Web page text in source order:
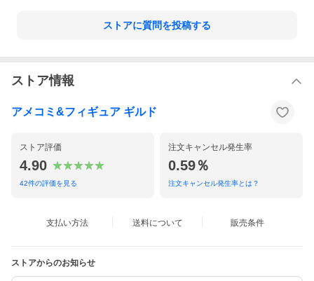
ストアに質問を投稿する
ストア情報
アメコミ&フィギュア ギルド
ストア評価
4.90
42件の評価を見る
注文キャンセル発生率
0.59％
注文キャンセル発生率とは？
支払い方法 送料について 販売条件
ストアからのお知らせ